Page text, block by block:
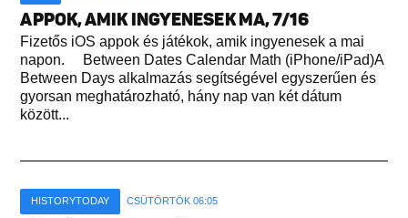
APPOK, AMIK INGYENESEK MA, 7/16
Fizetős iOS appok és játékok, amik ingyenesek a mai
napon. Between Dates Calendar Math (iPhone/iPad)A
Between Days alkalmazás segítségével egyszerűen és
gyorsan meghatározható, hány nap van két dátum
között...
HISTORYTODAY CSÜTÖRTÖK 06:05